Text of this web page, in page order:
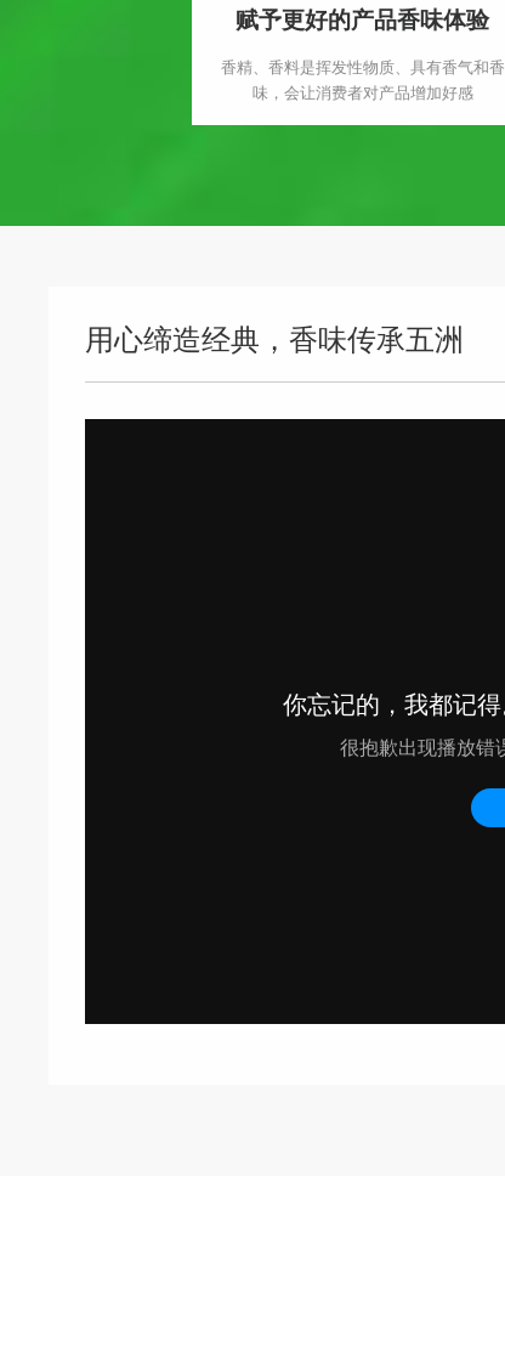
赋予更好的产品香味体验
香精、香料是挥发性物质、具有香气和香
味，会让消费者对产品增加好感
用心缔造经典，香味传承五洲